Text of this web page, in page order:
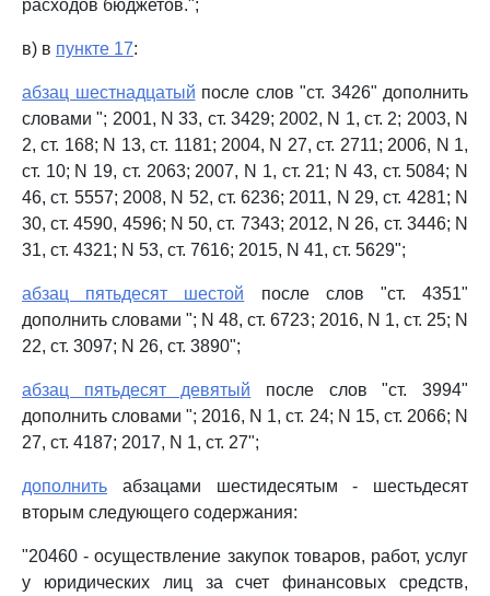
расходов бюджетов.";
в) в пункте 17:
абзац шестнадцатый после слов "ст. 3426" дополнить
словами "; 2001, N 33, ст. 3429; 2002, N 1, ст. 2; 2003, N
2, ст. 168; N 13, ст. 1181; 2004, N 27, ст. 2711; 2006, N 1,
ст. 10; N 19, ст. 2063; 2007, N 1, ст. 21; N 43, ст. 5084; N
46, ст. 5557; 2008, N 52, ст. 6236; 2011, N 29, ст. 4281; N
30, ст. 4590, 4596; N 50, ст. 7343; 2012, N 26, ст. 3446; N
31, ст. 4321; N 53, ст. 7616; 2015, N 41, ст. 5629";
абзац пятьдесят шестой после слов "ст. 4351"
дополнить словами "; N 48, ст. 6723; 2016, N 1, ст. 25; N
22, ст. 3097; N 26, ст. 3890";
абзац пятьдесят девятый после слов "ст. 3994"
дополнить словами "; 2016, N 1, ст. 24; N 15, ст. 2066; N
27, ст. 4187; 2017, N 1, ст. 27";
дополнить абзацами шестидесятым - шестьдесят
вторым следующего содержания:
"20460 - осуществление закупок товаров, работ, услуг
у юридических лиц за счет финансовых средств,